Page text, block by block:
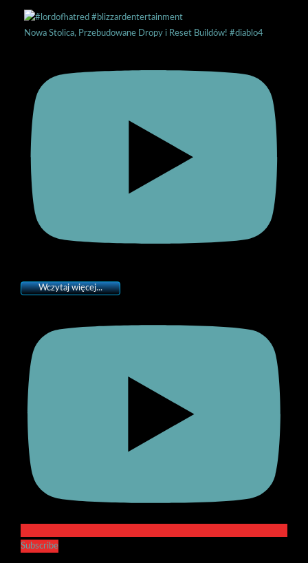
Nowa Stolica, Przebudowane Dropy i Reset Buildów! #diablo4
Wczytaj więcej...
Subscribe